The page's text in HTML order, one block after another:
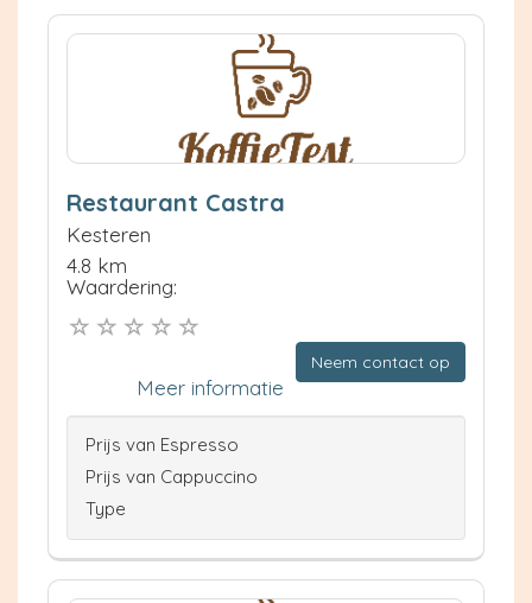
Restaurant Castra
Kesteren
4.8 km
Waardering:
Neem contact op
Meer informatie
Prijs van Espresso
Prijs van Cappuccino
Type